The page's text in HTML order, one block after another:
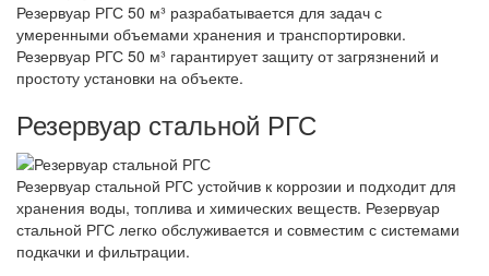
Резервуар РГС 50 м³ разрабатывается для задач с
умеренными объемами хранения и транспортировки.
Резервуар РГС 50 м³ гарантирует защиту от загрязнений и
простоту установки на объекте.
Резервуар стальной РГС
Резервуар стальной РГС устойчив к коррозии и подходит для
хранения воды, топлива и химических веществ. Резервуар
стальной РГС легко обслуживается и совместим с системами
подкачки и фильтрации.